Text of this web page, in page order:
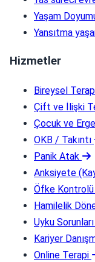
Yaşam
Yansıtma
Hizmetler
Bireysel
Çift ve İlişki
Çocuk ve
OKB / Takıntı
Panik Atak
Anksiyete
Öfke Kontrolü
Hamilelik
Uyku Sorunları
Kariyer
Online Terapi